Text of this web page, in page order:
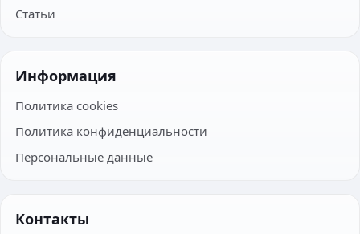
Статьи
Информация
Политика cookies
Политика конфиденциальности
Персональные данные
Контакты